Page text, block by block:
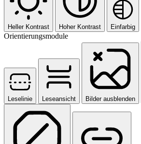
Heller Kontrast Hoher Kontrast Einfarbig
Orientierungsmodule
Leselinie Leseansicht Bilder ausblenden